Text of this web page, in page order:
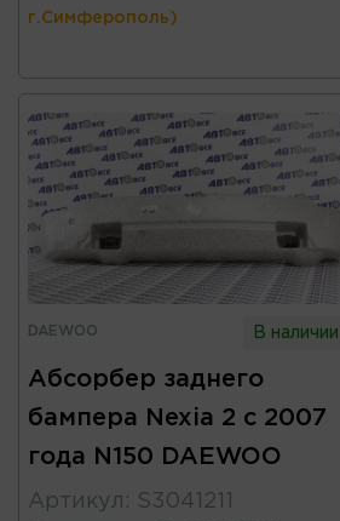
г.Симферополь)
DAEWOO В наличии
Абсорбер заднего
бампера Nexia 2 с 2007
года N150 DAEWOO
Артикул : S3041211